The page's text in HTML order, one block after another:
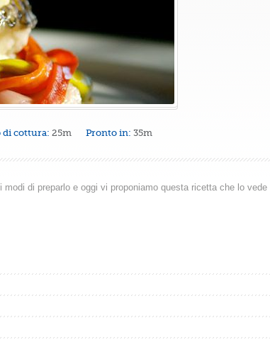
di cottura: 25m Pronto in: 35m
di preparlo e oggi vi proponiamo questa ricetta che lo vede